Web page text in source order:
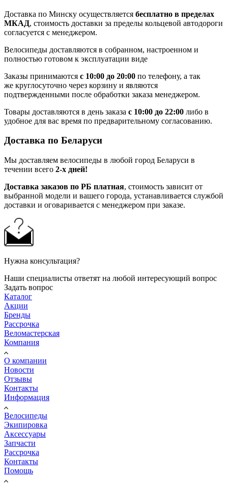
Доставка по Минску осуществляется бесплатно в пределах
МКАД, стоимость доставки за пределы кольцевой автодороги
согласуется с менеджером.
Велосипеды доставляются в собранном, настроенном и
полностью готовом к эксплуатации виде
Заказы принимаются с 10:00 до 20:00 по телефону, а так
же круглосуточно через корзину и являются
подтвержденными после обработки заказа менеджером.
Товары доставляются в день заказа с 10:00 до 22:00 либо в
удобное для вас время по предварительному согласованию.
Доставка по Беларуси
Мы доставляем велосипеды в любой город Беларуси в
течении всего 2-х дней!
Доставка заказов по РБ платная, стоимость зависит от
выбранной модели и вашего города, устанавливается службой
доставки и оговаривается с менеджером при заказе.
Нужна консультация?
Наши специалисты ответят на любой интересующий вопрос
Задать вопрос
Каталог
Акции
Бренды
Рассрочка
Веломастерская
Компания
О компании
Новости
Отзывы
Контакты
Информация
Велосипеды
Экипировка
Аксессуары
Запчасти
Рассрочка
Контакты
Помощь